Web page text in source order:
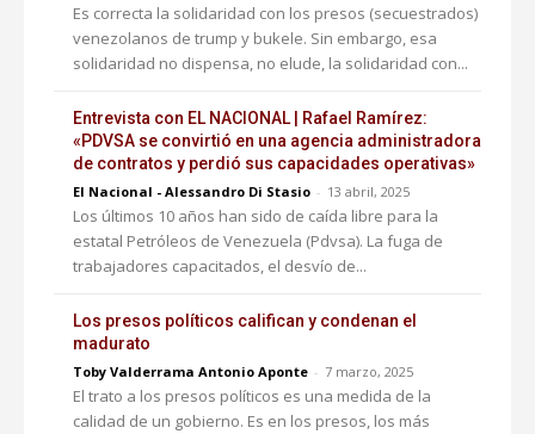
Es correcta la solidaridad con los presos (secuestrados)
venezolanos de trump y bukele. Sin embargo, esa
solidaridad no dispensa, no elude, la solidaridad con...
Entrevista con EL NACIONAL | Rafael Ramírez:
«PDVSA se convirtió en una agencia administradora
de contratos y perdió sus capacidades operativas»
El Nacional - Alessandro Di Stasio - 13 abril, 2025
Los últimos 10 años han sido de caída libre para la
estatal Petróleos de Venezuela (Pdvsa). La fuga de
trabajadores capacitados, el desvío de...
Los presos políticos califican y condenan el
madurato
Toby Valderrama Antonio Aponte - 7 marzo, 2025
El trato a los presos políticos es una medida de la
calidad de un gobierno. Es en los presos, los más